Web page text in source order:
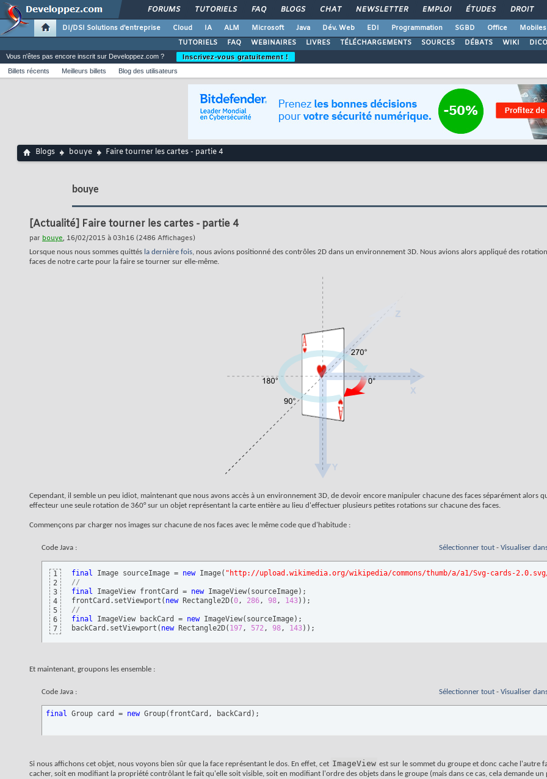
FORUMS TUTORIELS FAQ BLOGS CHAT NEWSLETTER EMPLOI ÉTUDES DROIT
DI/DSI Solutions d'entreprise Cloud IA ALM Microsoft Java Dév. Web EDI Programmation SGBD Office Mobiles
TUTORIELS
FAQ WEBINAIRES LIVRES TÉLÉCHARGEMENTS SOURCES DÉBATS WIKI DICO
Vous n'êtes pas encore inscrit sur Developpez.com ?
Inscrivez-vous gratuitement !
Billets récents
Meilleurs billets Blog des utilisateurs
Blogs bouye Faire tourner les cartes - partie 4
bouye
[Actualité] Faire tourner les cartes - partie 4
par bouye, 16/02/2015 à 03h16 (2486 Affichages)
Lorsque nous nous sommes quittés la dernière fois, nous avions positionné des contrôles 2D dans un environnement 3D. Nous avions alors appliqué des
faces de notre carte pour la faire se tourner sur elle-même.
Cependant, il semble un peu idiot, maintenant que nous avons accès à un environnement 3D, de devoir encore manipuler chacune des faces séparément alors
effecteur une seule rotation de 360° sur un objet représentant la carte entière au lieu d'effectuer plusieurs petites rotations sur chacune des faces.
Commençons par charger nos images sur chacune de nos faces avec le même code que d'habitude :
Code Java : Sélectionner tout - Visualiser
1
2
3
4
5
6
7
final Image sourceImage = new Image( "http://upload.wikimedia.org/wikipedia/commons/thumb/a/a1/Svg-cards-
//
final ImageView frontCard = new ImageView( sourceImage) ;
frontCard.setViewport ( new Rectangle2D(0, 286, 98, 143) )
//
final ImageView backCard = new ImageView( sourceImage) ;
backCard.setViewport ( new Rectangle2D( 197, 572, 98, 143) ) ;
Et maintenant, groupons les ensemble :
Code Java : Sélectionner tout - Visualiser
final Group card = new Group( frontCard, backCard ) ;
Si nous affichons cet objet, nous voyons bien sûr que la face représentant le dos. En effet, cet ImageView est sur le sommet du groupe et donc cache l'autre
cacher, soit en modifiant la propriété contrôlant le fait qu'elle soit visible, soit en modifiant l'ordre des objets dans le groupe (mais dans ce cas, cela demande un